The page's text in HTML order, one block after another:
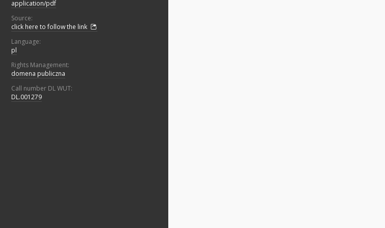
application/pdf
Source:
click here to follow the link
Language:
pl
Rights Management:
domena publiczna
Call number DL WUT:
DL.001279